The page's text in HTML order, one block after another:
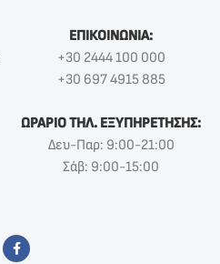
ΕΠΙΚΟΙΝΩΝΙΑ:
+30 2444 100 000
+30 697 4915 885
ΩΡΑΡΙΟ ΤΗΛ. ΕΞΥΠΗΡΕΤΗΣΗΣ:
Δευ-Παρ: 9:00-21:00
Σάβ: 9:00-15:00